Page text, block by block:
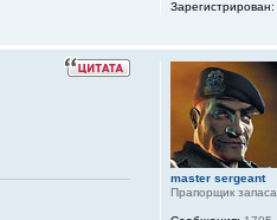
Зарегистрирован:
master sergeant
Прапорщик запаса